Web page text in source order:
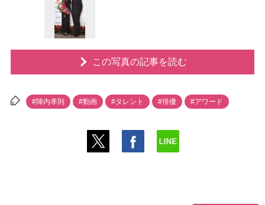
この写真の記事を読む
#陣内孝則 #動画 #タレント #俳優 #アワード